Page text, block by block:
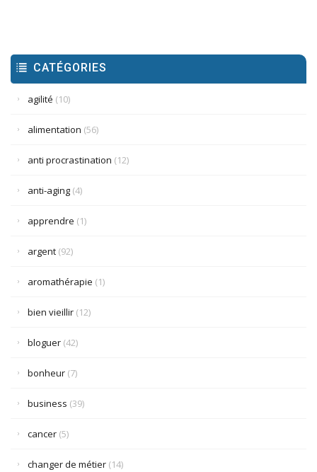
CATÉGORIES
agilité (10)
alimentation (56)
anti procrastination (12)
anti-aging (4)
apprendre (1)
argent (92)
aromathérapie (1)
bien vieillir (12)
bloguer (42)
bonheur (7)
business (39)
cancer (5)
changer de métier (14)